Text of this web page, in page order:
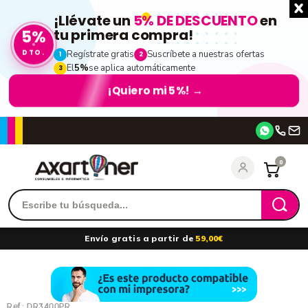
5%
DTO.
¡Llévate un 5% DE DESCUENTOen
tu primera compra!
1 Regístrate gratis 2 Suscríbete a nuestras ofertas
3 El5%se aplica automáticamente
¡Quiero mi 5%! →
entrar
0
Envío gratis a partir de 59,00€